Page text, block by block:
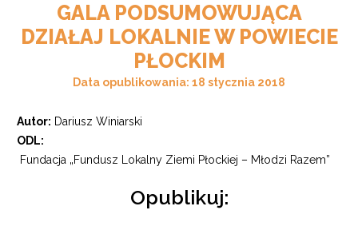
GALA PODSUMOWUJĄCA
DZIAŁAJ LOKALNIE W POWIECIE
PŁOCKIM
Data opublikowania: 18 stycznia 2018
Autor: Dariusz Winiarski
ODL:
Fundacja „Fundusz Lokalny Ziemi Płockiej – Młodzi Razem”
Opublikuj: